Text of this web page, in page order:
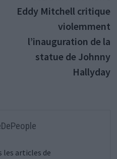
:
Eddy Mitchell critique
violemment
l’inauguration de la
statue de Johnny
Hallyday
les articles de